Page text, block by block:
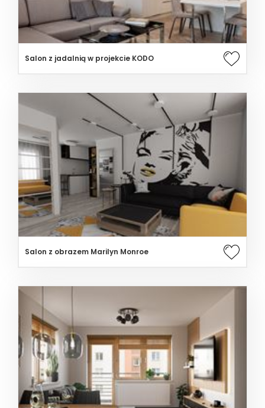
Salon z jadalnią w projekcie KODO
Salon z obrazem Marilyn Monroe